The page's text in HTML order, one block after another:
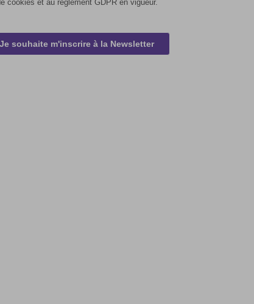
cookies et au règlement GDPR en vigueur.
Je souhaite m'inscrire à la Newsletter